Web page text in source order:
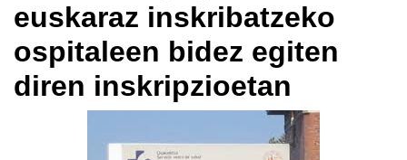
euskaraz inskribatzeko
ospitaleen bidez egiten
diren inskripzioetan